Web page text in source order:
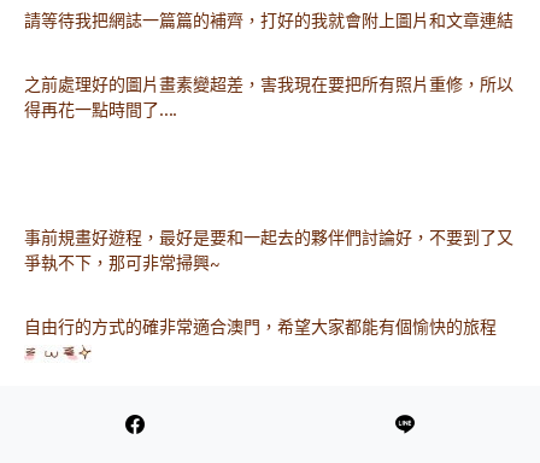
請等待我把網誌一篇篇的補齊，打好的我就會附上圖片和文章連結
之前處理好的圖片畫素變超差，害我現在要把所有照片重修，所以
得再花一點時間了….
事前規畫好遊程，最好是要和一起去的夥伴們討論好，不要到了又
爭執不下，那可非常掃興~
自由行的方式的確非常適合澳門，希望大家都能有個愉快的旅程